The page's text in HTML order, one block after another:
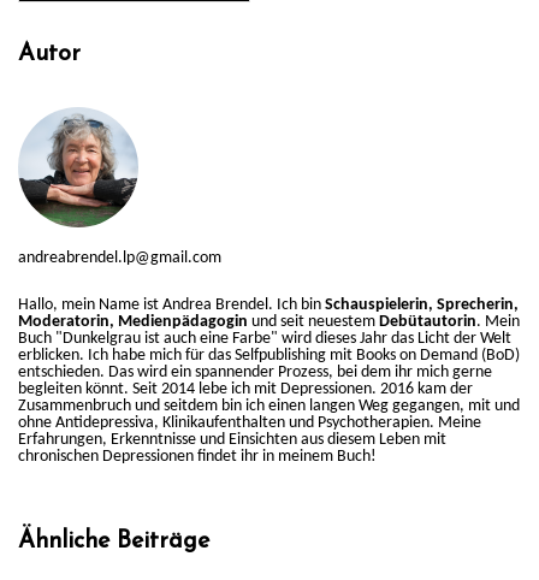
Autor
andreabrendel.lp@gmail.com
Hallo, mein Name ist Andrea Brendel. Ich bin Schauspielerin, Sprecherin,
Moderatorin, Medienpädagogin und seit neuestem Debütautorin. Mein
Buch "Dunkelgrau ist auch eine Farbe" wird dieses Jahr das Licht der Welt
erblicken. Ich habe mich für das Selfpublishing mit Books on Demand (BoD)
entschieden. Das wird ein spannender Prozess, bei dem ihr mich gerne
begleiten könnt. Seit 2014 lebe ich mit Depressionen. 2016 kam der
Zusammenbruch und seitdem bin ich einen langen Weg gegangen, mit und
ohne Antidepressiva, Klinikaufenthalten und Psychotherapien. Meine
Erfahrungen, Erkenntnisse und Einsichten aus diesem Leben mit
chronischen Depressionen findet ihr in meinem Buch!
Ähnliche Beiträge